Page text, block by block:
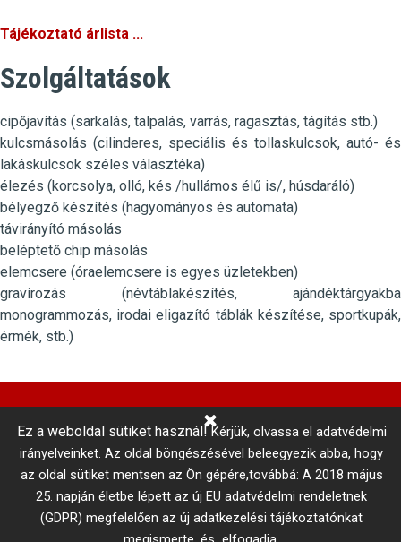
Tájékoztató árlista ...
Szolgáltatások
cipőjavítás (sarkalás, talpalás, varrás, ragasztás, tágítás stb.)
kulcsmásolás (cilinderes, speciális és tollaskulcsok, autó- és
lakáskulcsok széles választéka)
élezés (korcsolya, olló, kés /hullámos élű is/, húsdaráló)
bélyegző készítés (hagyományos és automata)
távirányító másolás
beléptető chip másolás
elemcsere (óraelemcsere is egyes üzletekben)
gravírozás (névtáblakészítés, ajándéktárgyakba
monogrammozás, irodai eligazító táblák készítése, sportkupák,
érmék, stb.)
MISTER MINIT © 2017
Minden jog fenntartva!
Adatkezelési tájékoztató
Vállalási szabályzat
telefonszám: +36 1 866 3300 # 3206
Ez a weboldal sütiket használ!Kérjük, olvassa el adatvédelmi
irányelveinket. Az oldal böngészésével beleegyezik abba, hogy
az oldal sütiket mentsen az Ön gépére,továbbá: A 2018 május
25. napján életbe lépett az új EU adatvédelmi rendeletnek
(GDPR) megfelelően az új adatkezelési tájékoztatónkat